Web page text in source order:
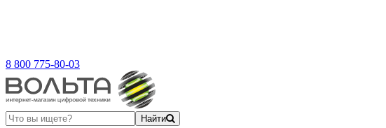
8 800 775-80-03
Найти